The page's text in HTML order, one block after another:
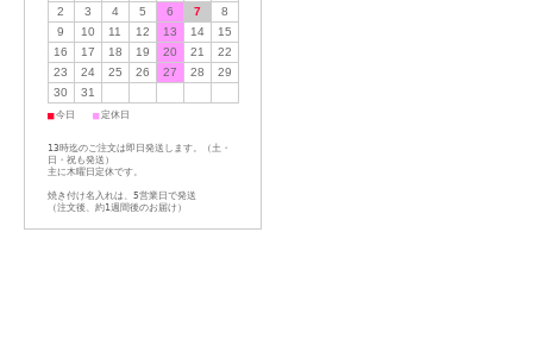
2 3 4 5 6 7
8
9
10 11 12 13 14
15
16
17 18 19 20 21
22
23
24 25 26 27 28
29
30
31
■ 今日 ■ 定休日
13時迄のご注文は即日発送します。（土・
日・祝も発送）
主に木曜日定休です。
焼き付け名入れは、5営業日で発送
（注文後、約1週間後のお届け）